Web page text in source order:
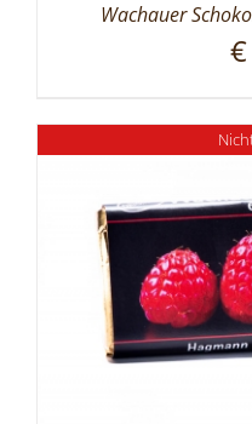
Wachauer
€